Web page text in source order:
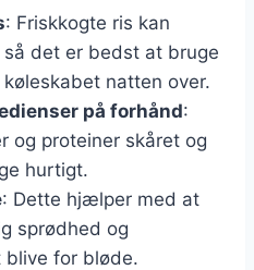
: Friskkogte ris kan
det er bedst at bruge
natten over.
på forhånd:
og proteiner skåret og
hurtigt.
: Dette hjælper med at
sprødhed og
for bløde.